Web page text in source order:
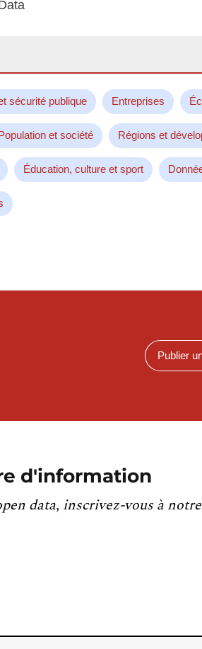
sécurité publique Entreprises
et société Régions et
Éducation, culture et sport
Publier
d'information
data, inscrivez-vous à notre